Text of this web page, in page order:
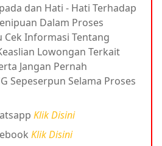
dan Hati - Hati Terhadap
Dalam Proses
Cek Informasi Tentang
Lowongan Terkait
Jangan Pernah
Sepeserpun Selama Proses
Klik Disini
Klik Disini